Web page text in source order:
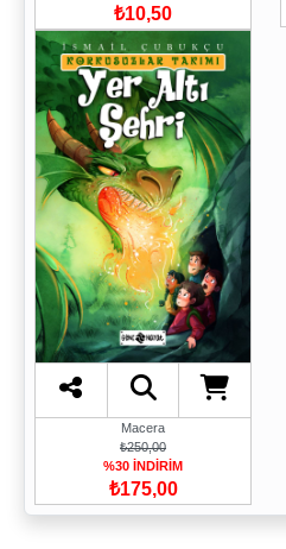
₺10,50
Macera
₺250,00
%30 İNDİRİM
₺175,00